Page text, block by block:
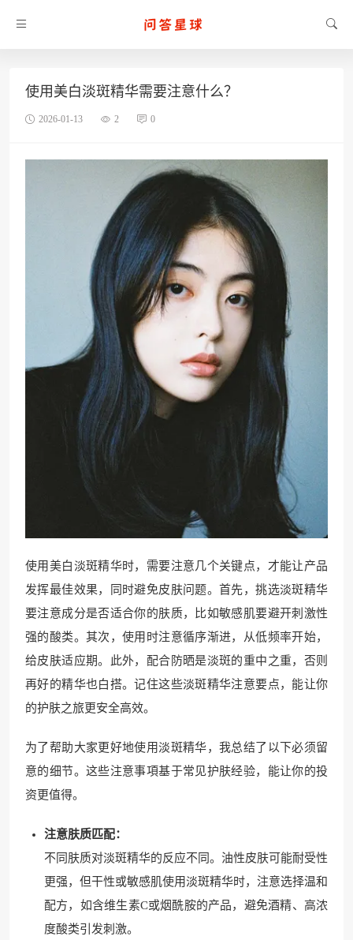
使用美白淡斑精华需要注意什么？
2026-01-13 2 0
使用美白淡斑精华时，需要注意几个关键点，才能让产品
发挥最佳效果，同时避免皮肤问题。首先，挑选淡斑精华
要注意成分是否适合你的肤质，比如敏感肌要避开刺激性
强的酸类。其次，使用时注意循序渐进，从低频率开始，
给皮肤适应期。此外，配合防晒是淡斑的重中之重，否则
再好的精华也白搭。记住这些淡斑精华注意要点，能让你
的护肤之旅更安全高效。
为了帮助大家更好地使用淡斑精华，我总结了以下必须留
意的细节。这些注意事項基于常见护肤经验，能让你的投
资更值得。
注意肤质匹配：
不同肤质对淡斑精华的反应不同。油性皮肤可能耐受性
更强，但干性或敏感肌使用淡斑精华时，注意选择温和
配方，如含维生素C或烟酰胺的产品，避免酒精、高浓
度酸类引发刺激。